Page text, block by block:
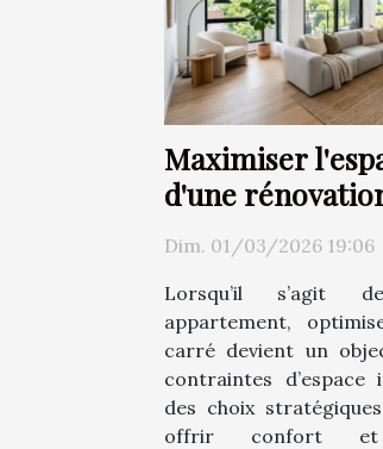
Maximiser
d'une
d'appartement ?
Dim. 01/03/2026 19:06
Lorsqu’il s’agit
appartement,
carré devient un
contraintes d’espace
des choix
offrir confort et